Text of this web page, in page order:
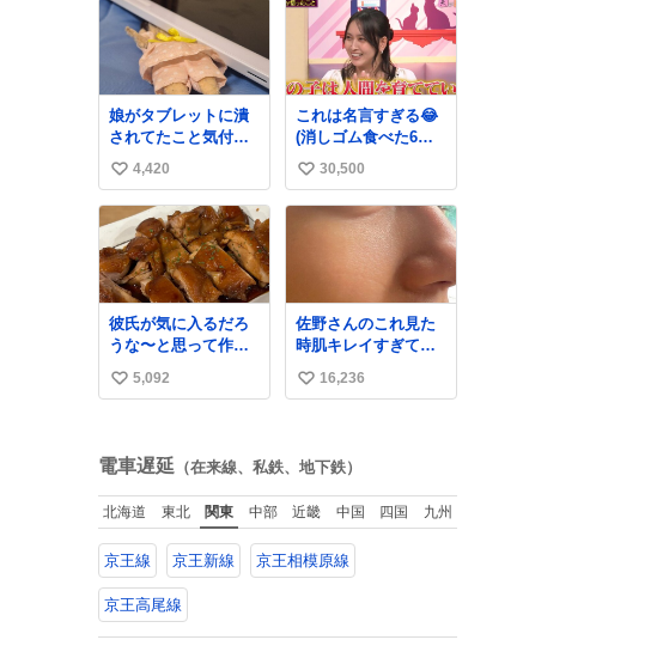
級にかわいい。持っ
てるだけでコーデが
格上げされる。
ね
ね
数
娘がタブレットに潰
されてたこと気付か
なかった。 旦那だけ
は娘の波長を感じ取
れるから声出せずと
もSOSが伝わったら
しい。 急いで旦那が
救出して、泣きじゃ
くる娘に自分も謝っ
て抱きしめようとし
たら、ビンタされて
しまった。3回ほど。
小さい手だけど、地
味に痛い。 その後、
い
い
ね
数
4,420
これは名言すぎる😂
(消しゴム食べた6歳
の弟を思い出しなが
ら)い
い
30,500
彼氏が気に入るだろ
うな〜と思って作っ
たら想像の何倍も美
味しい美味しい言っ
い
数
5,092
佐野さんのこれ見た
時肌キレイすぎてび
っくりしたし、やは
りアイドルって体型･
い
数
16,236
電車遅延 （在来線、私鉄、地下鉄）
北海道 東北 関東 中部 近畿 中国 四国 九州
京王線 京王新線 京王相模原線
京王高尾線